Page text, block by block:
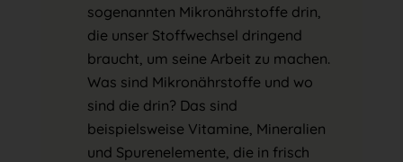
sogenannten Mikronährstoffe drin,
die unser Stoffwechsel dringend
braucht, um seine Arbeit zu machen.
Was sind Mikronährstoffe und wo
sind die drin? Das sind
beispielsweise Vitamine, Mineralien
und Spurenelemente, die in frisch